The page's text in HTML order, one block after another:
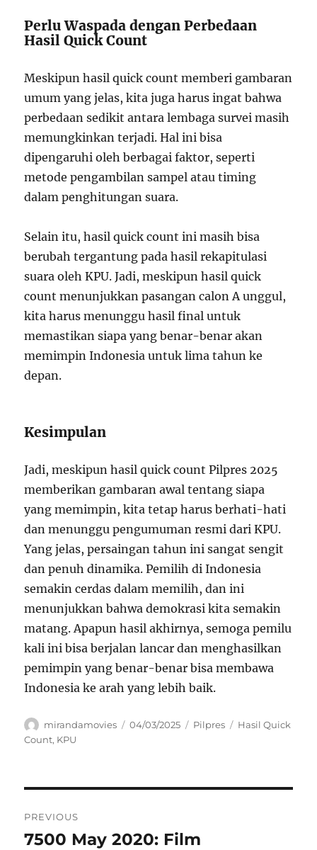
Perlu Waspada dengan Perbedaan
Hasil Quick Count
Meskipun hasil quick count memberi gambaran
umum yang jelas, kita juga harus ingat bahwa
perbedaan sedikit antara lembaga survei masih
memungkinkan terjadi. Hal ini bisa
dipengaruhi oleh berbagai faktor, seperti
metode pengambilan sampel atau timing
dalam penghitungan suara.
Selain itu, hasil quick count ini masih bisa
berubah tergantung pada hasil rekapitulasi
suara oleh KPU. Jadi, meskipun hasil quick
count menunjukkan pasangan calon A unggul,
kita harus menunggu hasil final untuk
memastikan siapa yang benar-benar akan
memimpin Indonesia untuk lima tahun ke
depan.
Kesimpulan
Jadi, meskipun hasil quick count Pilpres 2025
memberikan gambaran awal tentang siapa
yang memimpin, kita tetap harus berhati-hati
dan menunggu pengumuman resmi dari KPU.
Yang jelas, persaingan tahun ini sangat sengit
dan penuh dinamika. Pemilih di Indonesia
semakin cerdas dalam memilih, dan ini
menunjukkan bahwa demokrasi kita semakin
matang. Apapun hasil akhirnya, semoga pemilu
kali ini bisa berjalan lancar dan menghasilkan
pemimpin yang benar-benar bisa membawa
Indonesia ke arah yang lebih baik.
Author
mirandamovies
Posted
04/03/2025 Categories
Pilpres Tags
Hasil Quick
Count, KPU
pos
PREVIOUS
Previous
7500 May 2020: Film